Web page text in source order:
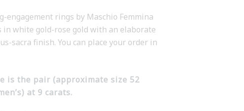
engagement rings by Maschio Femmina
in white gold-rose gold with an elaborate
sacra finish. You can place your order in
is the pair (approximate size 52
at 9 carats.